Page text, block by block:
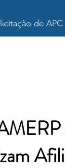
de APC